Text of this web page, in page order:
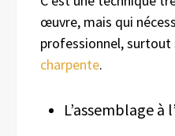
œuvre, mais qui
professionnel, surtout
charpente.
L’assemblage à